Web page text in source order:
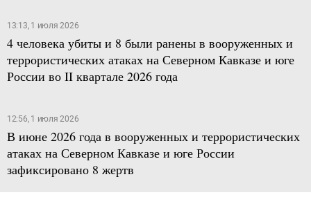
13:13, 1 июля 2026
4 человека убиты и 8 были ранены в вооруженных и
террористических атаках на Северном Кавказе и юге
России во II квартале 2026 года
12:56, 1 июля 2026
В июне 2026 года в вооруженных и террористических
атаках на Северном Кавказе и юге России
зафиксировано 8 жертв